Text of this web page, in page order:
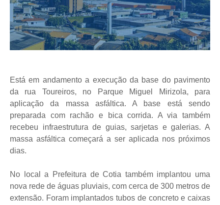
Está em andamento a execução da base do pavimento
da rua Toureiros, no Parque Miguel Mirizola, para
aplicação da massa asfáltica. A base está sendo
preparada com rachão e bica corrida. A via também
recebeu infraestrutura de guias, sarjetas e galerias. A
massa asfáltica começará a ser aplicada nos próximos
dias.
No local a Prefeitura de Cotia também implantou uma
nova rede de águas pluviais, com cerca de 300 metros de
extensão. Foram implantados tubos de concreto e caixas